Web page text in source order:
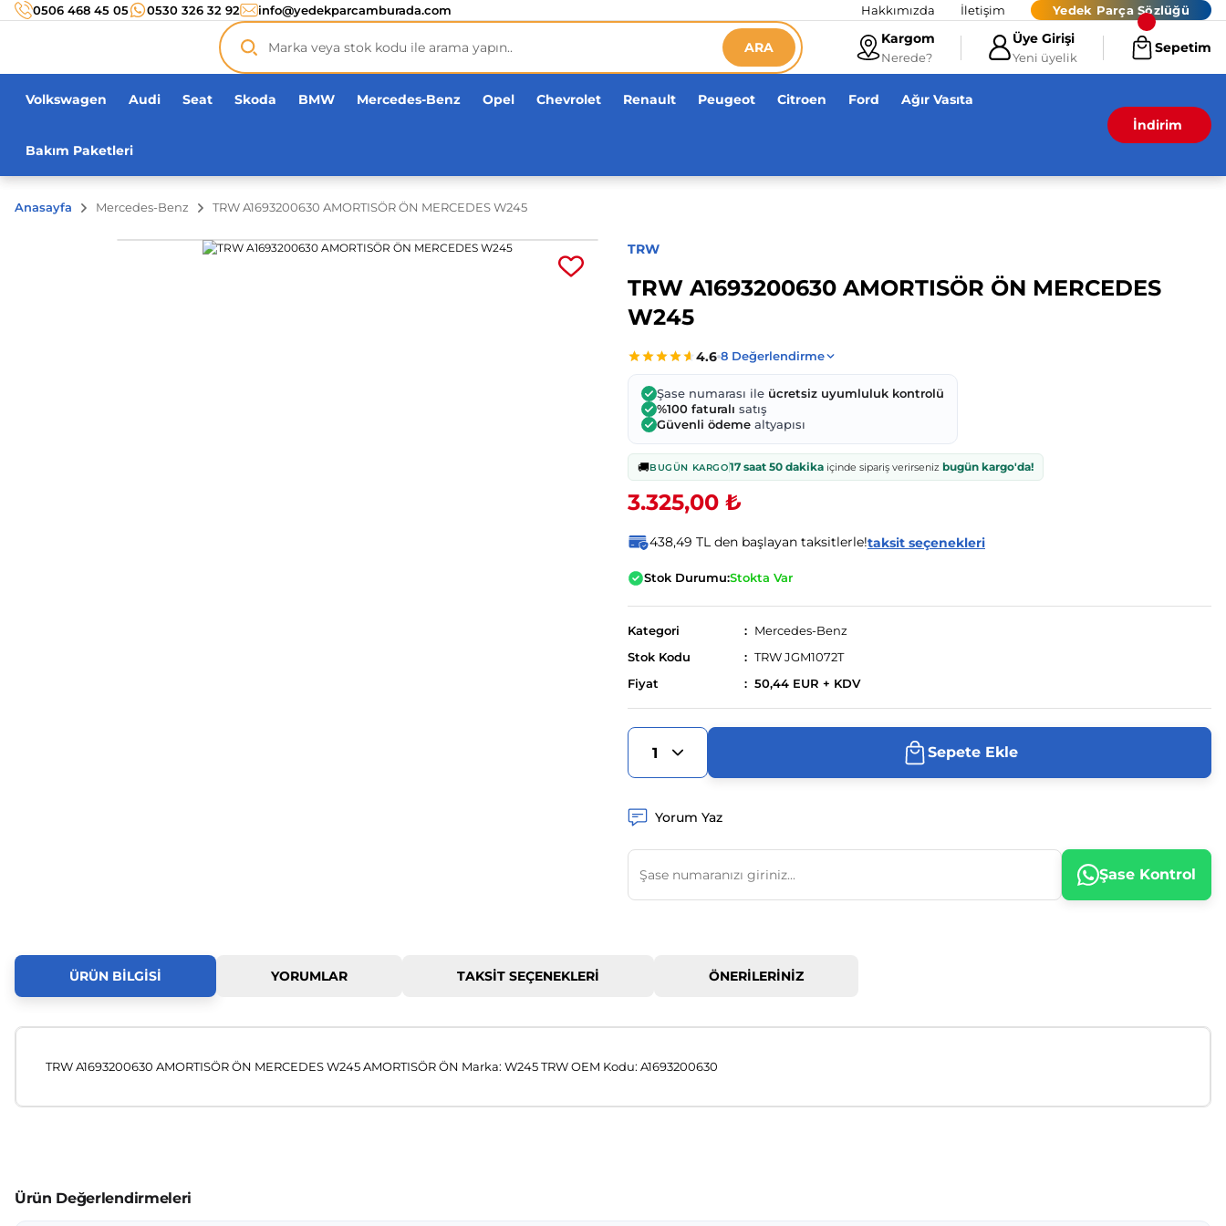
Türkiye’nin her noktasına 3000 TL ve üzerikargo ücretsiz!
Orijinal ürün
Üç yüz yirmi bin ürünadeti!
0506 468 45 05 0530 326 32 92 info@yedekparcamburada.com Hakkımızda İletişim Yedek Parça Sözlüğü
ARA
Kargom
Nerede?
Üye Girişi
Yeni üyelik
Sepetim
Volkswagen Audi Seat Skoda BMW Mercedes-Benz Opel Chevrolet Renault Peugeot Citroen Ford Ağır Vasıta
Bakım Paketleri
İndirim
Anasayfa Mercedes-Benz TRW A1693200630 AMORTISÖR ÖN MERCEDES W245
TRW
TRW A1693200630 AMORTISÖR ÖN MERCEDES
W245
Şase numarası ile ücretsiz uyumluluk kontrolü
%100 faturalı satış
Güvenli ödeme altyapısı
🚚BUGÜN KARGO17 saat 50 dakikaiçinde sipariş verirseniz bugün kargo'da!
3.325,00 ₺
438,49 TL den başlayan taksitlerle!taksit seçenekleri
Stok Durumu:Stokta Var
Kategori
Mercedes-Benz
Stok Kodu
TRW JGM1072T
Fiyat
50,44 EUR + KDV
Sepete Ekle
Yorum Yaz
Şase Kontrol
ÜRÜN BILGISI YORUMLAR TAKSIT SEÇENEKLERI ÖNERILERINIZ
TRW A1693200630 AMORTISÖR ÖN MERCEDES W245 AMORTISÖR ÖN Marka: W245 TRW OEM Kodu: A1693200630